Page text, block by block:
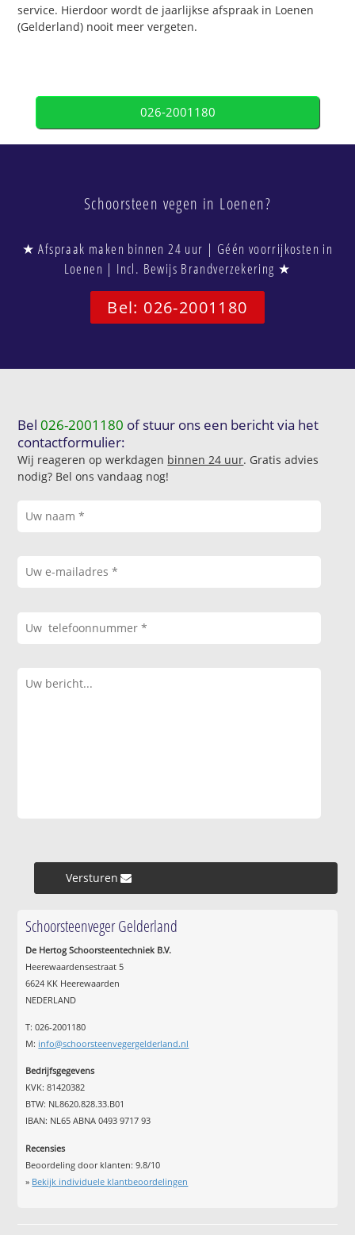
service. Hierdoor wordt de jaarlijkse afspraak in Loenen
(Gelderland) nooit meer vergeten.
026-2001180
Schoorsteen vegen in Loenen?
★ Afspraak maken binnen 24 uur | Géén voorrijkosten in
Loenen | Incl. Bewijs Brandverzekering ★
Bel: 026-2001180
Bel026-2001180 of stuur ons een bericht via het
contactformulier:
Wij reageren op werkdagen binnen 24 uur. Gratis advies
nodig? Bel ons vandaag nog!
Versturen »
Schoorsteenveger Gelderland
De Hertog Schoorsteentechniek B.V.
Heerewaardensestraat 5
6624 KK Heerewaarden
NEDERLAND
T: 026-2001180
M: info@schoorsteenvegergelderland.nl
Bedrijfsgegevens
KVK: 81420382
BTW: NL8620.828.33.B01
IBAN: NL65 ABNA 0493 9717 93
Recensies
Beoordeling door klanten:9.8/10
» Bekijk individuele klantbeoordelingen